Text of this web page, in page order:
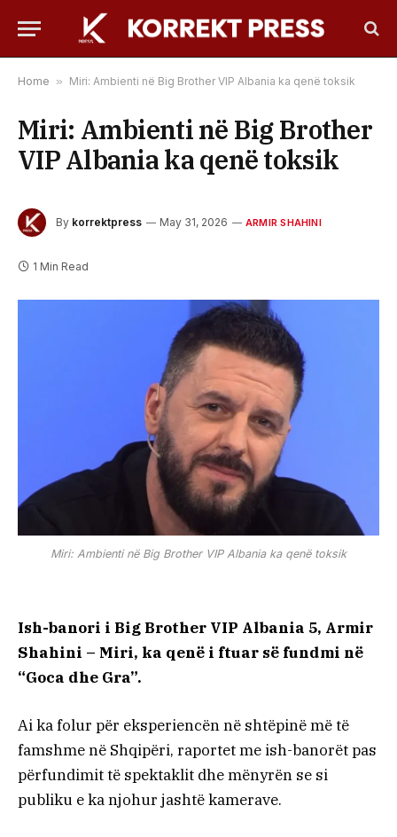
Home » Miri: Ambienti në Big Brother VIP Albania ka qenë toksik
Miri: Ambienti në Big Brother
VIP Albania ka qenë toksik
By korrektpress May 31, 2026 ARMIR SHAHINI
1 Min Read
Miri: Ambienti në Big Brother VIP Albania ka qenë toksik
Ish-banori i Big Brother VIP Albania 5, Armir
Shahini – Miri, ka qenë i ftuar së fundmi në
“Goca dhe Gra”.
Ai ka folur për eksperiencën në shtëpinë më të
famshme në Shqipëri, raportet me ish-banorët pas
përfundimit të spektaklit dhe mënyrën se si
publiku e ka njohur jashtë kamerave.